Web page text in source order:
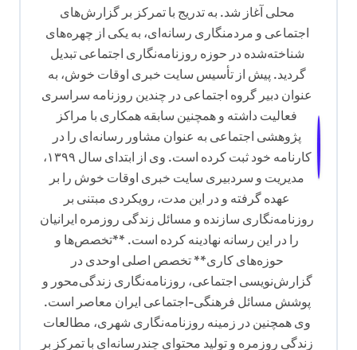
محلی آغاز شد. به تدریج با تمرکز بر گزارش‌های
اجتماعی و مردمنگاری رسانه‌ای، به یکی از چهره‌های
شناخته‌شده در حوزه روزنامه‌نگاری اجتماعی تبدیل
گردید. پیش از تأسیس سایت خبری اوقات خوش، به
عنوان دبیر گروه اجتماعی در چندین روزنامه سراسری
فعالیت داشته و همچنین سابقه همکاری با مراکز
پژوهشی اجتماعی به عنوان مشاور رسانه‌ای را در
کارنامه خود ثبت کرده است. وی از ابتدای سال ۱۳۹۹،
مدیریت و سردبیری سایت خبری اوقات خوش را بر
عهده گرفته و در این مدت، رویکردی مبتنی بر
روزنامه‌نگاری سازنده و مسائل زندگی روزمره ایرانیان
را در این رسانه نهادینه کرده است. **تخصص‌ها و
حوزه‌های کاری** تخصص اصلی اوحدی در
گزارش‌نویسی اجتماعی، روزنامه‌نگاری زندگی‌محور و
پوشش مسائل فرهنگی-اجتماعی ایران معاصر است.
وی همچنین در زمینه روزنامه‌نگاری شهری، مطالعات
زندگی روزمره و تولید محتوای چندرسانه‌ای با تمرکز بر